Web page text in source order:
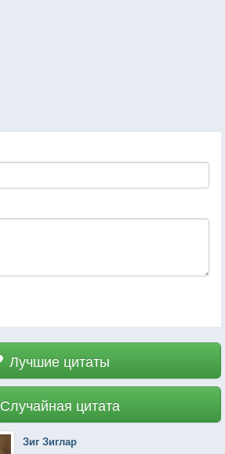
Лучшие цитаты
Случайная цитата
Зиг Зиглар